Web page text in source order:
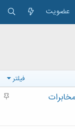
عضویت
فیلتر
م